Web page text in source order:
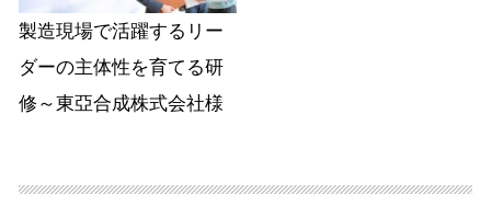
製造現場で活躍するリー
ダーの主体性を育てる研
修～東亞合成株式会社様